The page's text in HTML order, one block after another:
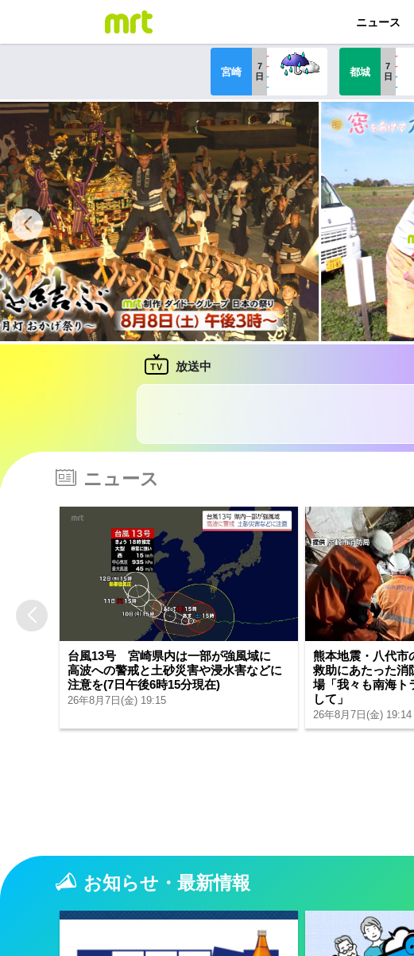
ニュース
宮崎
7
日
-
-
-
-
都城
7
日
-
-
-
-
ニュース
台風13号 宮崎県内は一部が強風域に
高波への警戒と土砂災害や浸水害などに
注意を(7日午後6時15分現在)
26年8月7日(金) 19:15
熊本地震・八代市
救助にあたった消
場「我々も南海ト
して」
26年8月7日(金) 19:14
お知らせ・最新情報